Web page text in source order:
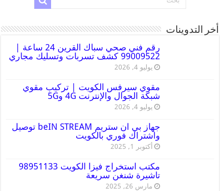
أخر التدوينات
رقم فني صحي سباك القرين 24 ساعة |
99009522 كشف تسربات وتسليك مجاري
يوليو 4, 2026
مقوي سيرفس الكويت | تركيب مقوي
شبكة الجوال والإنترنت 4G و5G
يوليو 4, 2026
جهاز بي ان ستريم beIN STREAM توصيل
واشتراك فوري بالكويت
أكتوبر 1, 2025
مكتب استخراج فيزا الكويت 98951133
تاشيرة شنغن سريعة
مارس 26, 2025